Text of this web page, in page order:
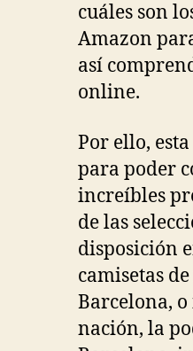
cuáles son
Amazon
así
online.
Por ello,
para poder
increíbles
de las
disposición
camisetas
Barcelona,
nación, la